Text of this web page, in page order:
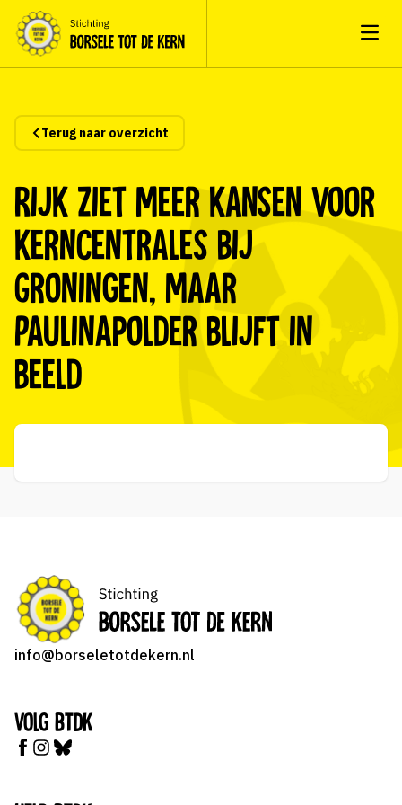
Terug naar overzicht
Rijk ziet meer kansen voor
kerncentrales bij
Groningen, maar
Paulinapolder blijft in
beeld
info@borseletotdekern.nl
Volg BTDK